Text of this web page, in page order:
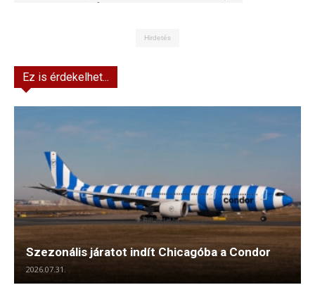
Kft.
Hirdetés
Ez is érdekelhet...
Szezonális járatot indít Chicagóba a Condor
2026.07.31.